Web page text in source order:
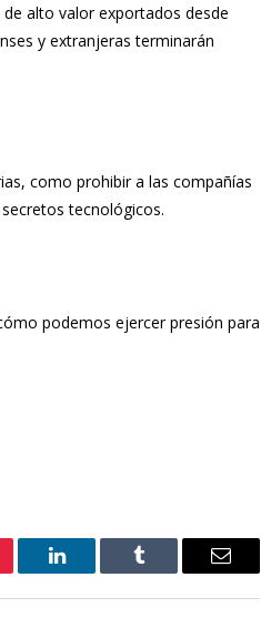
alto valor exportados desde
y extranjeras terminarán
como prohibir a las compañías
tecnológicos.
podemos ejercer presión para
LinkedIn Tumblr Email